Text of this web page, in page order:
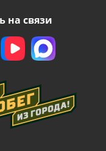
на связи